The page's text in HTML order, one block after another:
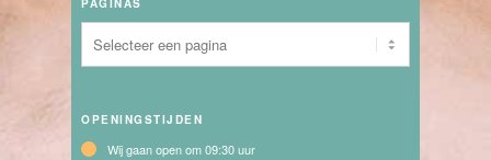
OPENINGSTIJDEN
Wij gaan open om 09:30 uur